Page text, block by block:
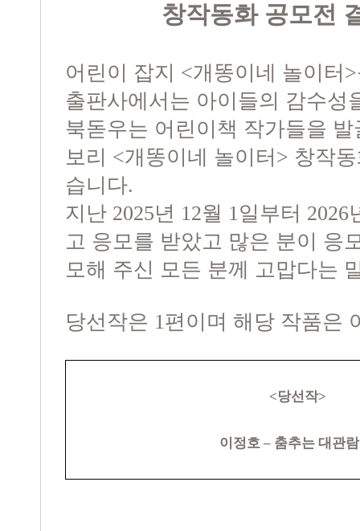
창작동화 공모전
어린이 잡지 <개똥이네 놀이터
출판사에서는 아이들의 감수성
북돋우는 어린이책 작가들을 발
보리 <개똥이네 놀이터> 창작
습니다.
지난 2025년 12월 1일부터
고 응모를 받았고 많은 분이 응
모해 주신 모든 분께 고맙다는
당선작은 1편이며 해당 작품은
<당선작>
이정호 – 춤추는 대관